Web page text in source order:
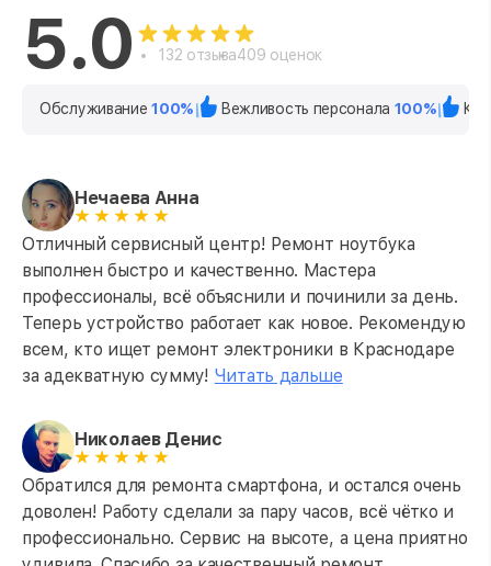
5.0 132 отзыва409 оценок
Обслуживание100% Вежливость персонала 100%
Нечаева Анна
Отличный сервисный центр! Ремонт ноутбука
выполнен быстро и качественно. Мастера
профессионалы, всё объяснили и починили за день.
Теперь устройство работает как новое. Рекомендую
всем, кто ищет ремонт электроники в Краснодаре
за адекватную сумму! Читать дальше
Николаев Денис
Обратился для ремонта смартфона, и остался очень
доволен! Работу сделали за пару часов, всё чётко и
профессионально. Сервис на высоте, а цена приятно